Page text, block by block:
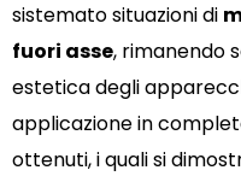
sistemato situazioni di
fuori asse, rimanendo
estetica degli
applicazione in
ottenuti, i quali si